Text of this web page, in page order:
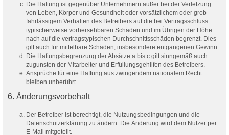
Die Haftung ist gegenüber Unternehmern außer bei der Verletzung
von Leben, Körper und Gesundheit oder vorsätzlichem oder grob
fahrlässigem Verhalten des Betreibers auf die bei Vertragsschluss
typischerweise vorhersehbaren Schäden und im Übrigen der Höhe
nach auf die vertragstypischen Durchschnittsschäden begrenzt. Dies
gilt auch für mittelbare Schäden, insbesondere entgangenen Gewinn.
Die Haftungsbegrenzung der Absätze a bis c gilt sinngemäß auch
zugunsten der Mitarbeiter und Erfüllungsgehilfen des Betreibers.
Ansprüche für eine Haftung aus zwingendem nationalem Recht
bleiben unberührt.
6. Änderungsvorbehalt
Der Betreiber ist berechtigt, die Nutzungsbedingungen und die
Datenschutzerklärung zu ändern. Die Änderung wird dem Nutzer per
E-Mail mitgeteilt.